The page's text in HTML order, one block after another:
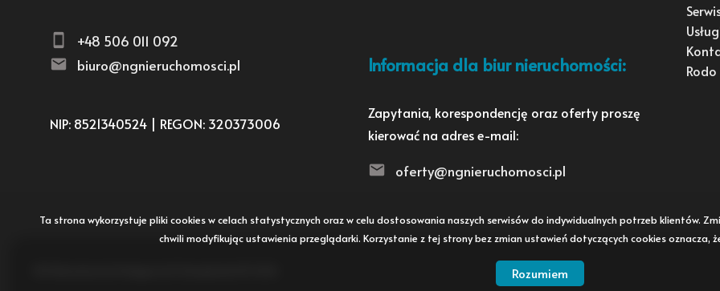
+48 506 011 092
biuro@ngnieruchomosci.pl
NIP: 8521340524 | REGON: 320373006
Informacja dla biur nieruchomości:
Zapytania, korespondencję oraz oferty proszę
kierować na adres e-mail:
oferty@ngnieruchomosci.pl
Rodo
Ta strona wykorzystuje pliki cookies w celach statystycznych oraz w celu dostosowania naszych serwisów do indywidualnych potrzeb klientów.
chwili modyfikując ustawienia przeglądarki. Korzystanie z tej strony bez zmian ustawień dotyczących cookies oznacza,
Rozumiem